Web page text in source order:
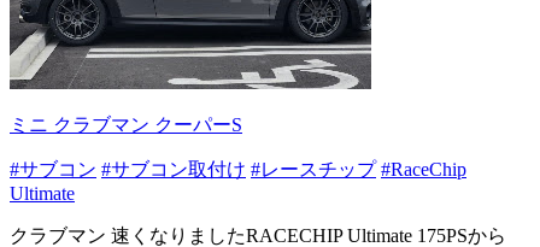
ミニ クラブマン クーパーS
#サブコン #サブコン取付け #レースチップ #RaceChip
Ultimate
クラブマン 速くなりましたRACECHIP Ultimate 175PSから